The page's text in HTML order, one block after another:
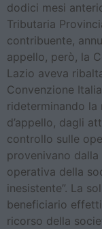
dodici mesi
Tributaria
contribuente,
appello, però, la
Lazio aveva
Convenzione
rideterminando la
d’appello, dagli
controllo sulle
provenivano
operativa della
inesistente”. La
beneficiario
ricorso della